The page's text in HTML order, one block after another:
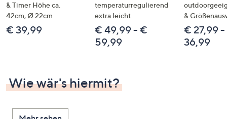
& Timer Höhe ca.
42cm, Ø 22cm
€ 39,99
temperaturregulierend
extra leicht
€ 49,99 - €
59,99
&
€ 27,99
36,99
Wie wär's hiermit?